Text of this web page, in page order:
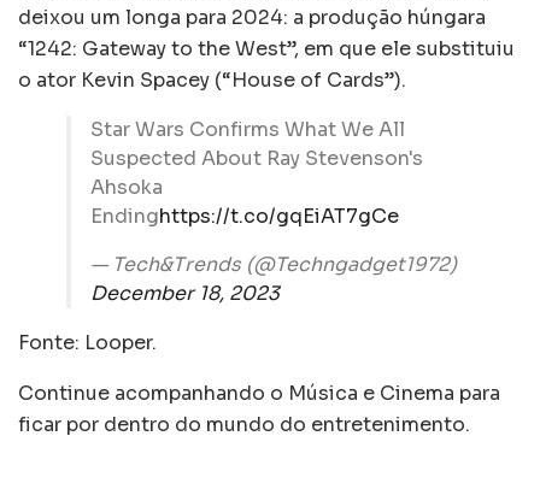
deixou um longa para 2024: a produção húngara
“1242: Gateway to the West”, em que ele substituiu
o ator Kevin Spacey (“House of Cards”).
Star Wars Confirms What We All
Suspected About Ray Stevenson's
Ahsoka
Endinghttps://t.co/gqEiAT7gCe
— Tech&Trends (@Techngadget1972)
December 18, 2023
Fonte: Looper.
Continue acompanhando o Música e Cinema para
ficar por dentro do mundo do entretenimento.